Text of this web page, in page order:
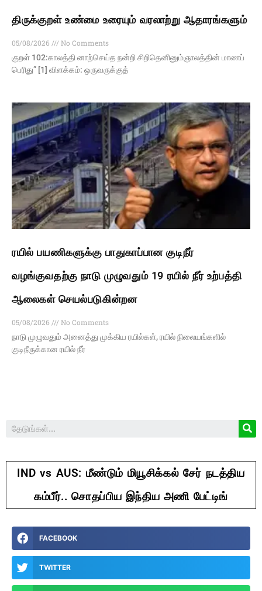
திருக்குறள் உண்மை உரையும் வரலாற்று ஆதாரங்களும்
05/08/2026
No Comments
குறள் 102:காலத்தி னாற்செய்த நன்றி சிறிதெனினும்ஞாலத்தின் மாணப்
பெரிது” [1] விளக்கம்: ஒருவருக்குத்
ரயில் பயணிகளுக்கு பாதுகாப்பான குடிநீர்
வழங்குவதற்கு நாடு முழுவதும் 19 ரயில் நீர் உற்பத்தி
ஆலைகள் செயல்படுகின்றன
05/08/2026
No Comments
நாடு முழுவதும் அனைத்து முக்கிய ரயில்கள், ரயில் நிலையங்களில்
குடிநீருக்கான ரயில் நீர்
IND vs AUS: மீண்டும் மியூசிக்கல் சேர் நடத்திய
கம்பீர்.. சொதப்பிய இந்திய அணி பேட்டிங்
FACEBOOK
TWITTER